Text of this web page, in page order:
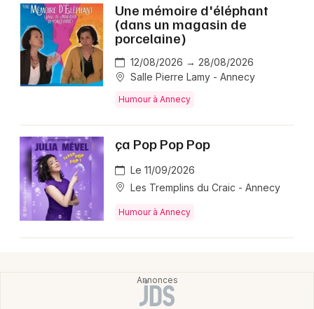
Une mémoire d'éléphant
(dans un magasin de
porcelaine)
12/08/2026 → 28/08/2026
Salle Pierre Lamy - Annecy
Humour à Annecy
ça Pop Pop Pop
Le 11/09/2026
Les Tremplins du Craic - Annecy
Humour à Annecy